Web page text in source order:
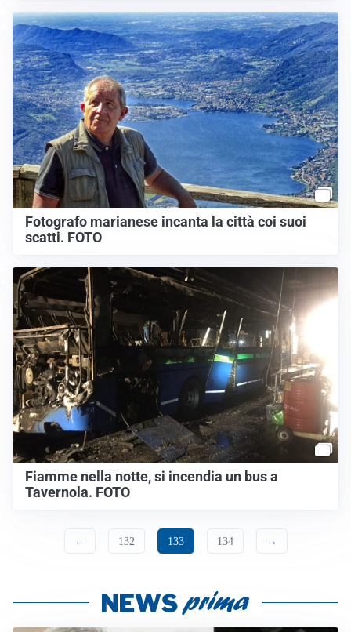
Fotografo marianese incanta la città coi suoi
scatti. FOTO
Fiamme nella notte, si incendia un bus a
Tavernola. FOTO
← 132 133 134 →